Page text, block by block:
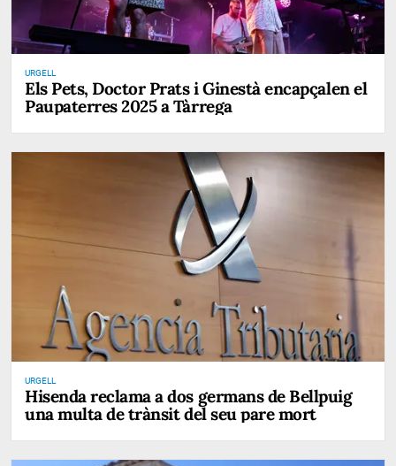
URGELL
Els Pets, Doctor Prats i Ginestà encapçalen el
Paupaterres 2025 a Tàrrega
URGELL
Hisenda reclama a dos germans de Bellpuig
una multa de trànsit del seu pare mort